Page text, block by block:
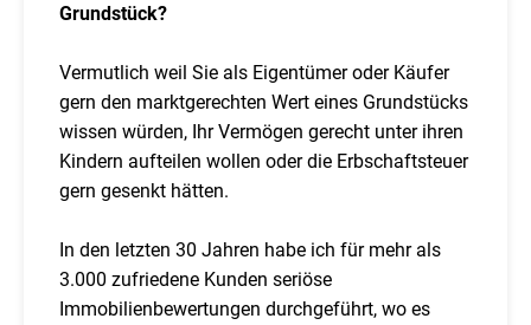
Grundstück?
Vermutlich weil Sie als Eigentümer oder Käufer
gern den marktgerechten Wert eines Grundstücks
wissen würden, Ihr Vermögen gerecht unter ihren
Kindern aufteilen wollen oder die Erbschaftsteuer
gern gesenkt hätten.
In den letzten 30 Jahren habe ich für mehr als
3.000 zufriedene Kunden seriöse
Immobilienbewertungen durchgeführt, wo es